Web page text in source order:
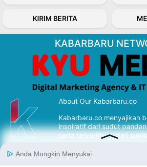
KIRIM BERITA
KABARBARU
About Our Kabarbaru.co
Kabarbaru.co menyajikan
inspiratif dari sudut
serta terverifikasi dari
Follow Kabarbaru